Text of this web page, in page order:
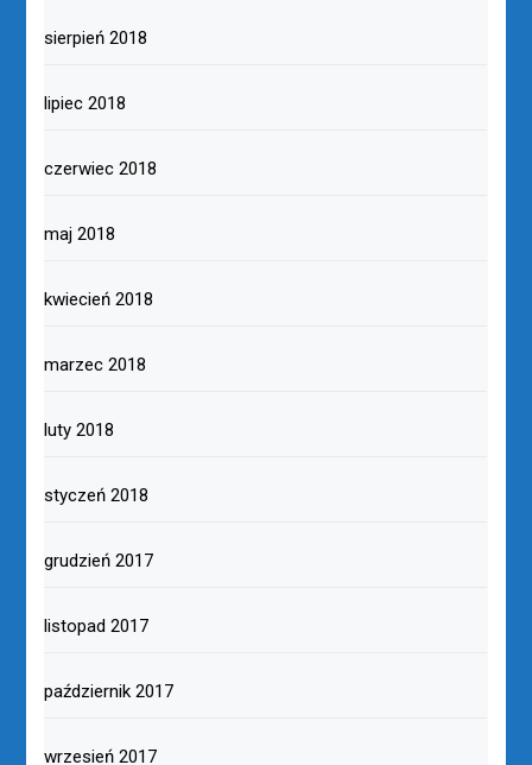
sierpień 2018
lipiec 2018
czerwiec 2018
maj 2018
kwiecień 2018
marzec 2018
luty 2018
styczeń 2018
grudzień 2017
listopad 2017
październik 2017
wrzesień 2017